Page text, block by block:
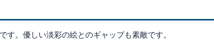
。優しい淡彩の絵とのギャップも素敵です。